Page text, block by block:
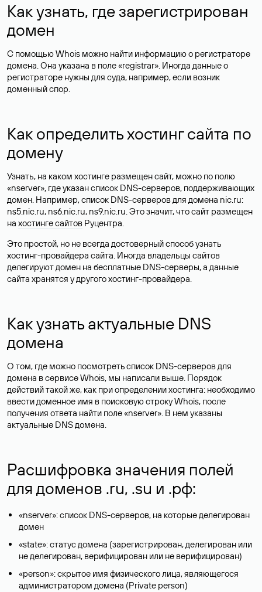
Как узнать, где зарегистрирован
домен
С помощью Whois можно найти информацию о регистраторе
домена. Она указана в поле «registrar». Иногда данные о
регистраторе нужны для суда, например, если возник
доменный спор.
Как определить хостинг сайта по
домену
Узнать, на каком хостинге размещен сайт, можно по полю
«nserver», где указан список DNS-серверов, поддерживающих
домен. Например, список DNS-серверов для домена nic.ru:
ns5.nic.ru, ns6.nic.ru, ns9.nic.ru. Это значит, что сайт размещен
на хостинге сайтов Руцентра.
Это простой, но не всегда достоверный способ узнать
хостинг-провайдера сайта. Иногда владельцы сайтов
делегируют домен на бесплатные DNS-серверы, а данные
сайта хранятся у другого хостинг-провайдера.
Как узнать актуальные DNS
домена
О том, где можно посмотреть список DNS-серверов для
домена в сервисе Whois, мы написали выше. Порядок
действий такой же, как при определении хостинга: необходимо
ввести доменное имя в поисковую строку Whois, после
получения ответа найти поле «nserver». В нем указаны
актуальные DNS домена.
Расшифровка значения полей
для доменов .ru, .su и .рф:
«nserver»: список DNS-серверов, на которые делегирован
домен
«state»: статус домена (зарегистрирован, делегирован или
не делегирован, верифицирован или не верифицирован)
«person»: скрытое имя физического лица, являющегося
администратором домена (Privatе person)